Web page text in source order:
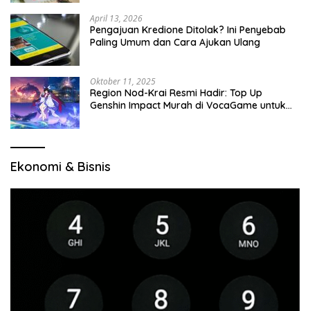
April 13, 2026
Pengajuan Kredione Ditolak? Ini Penyebab
Paling Umum dan Cara Ajukan Ulang
Oktober 11, 2025
Region Nod-Krai Resmi Hadir: Top Up
Genshin Impact Murah di VocaGame untuk
Ekonomi & Bisnis